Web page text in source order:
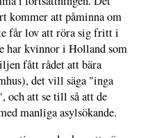
kommer att påminna om
får lov att röra sig fritt i
har kvinnor i Holland som
fått rådet att bära
det vill säga "inga
och att se till så att de
manliga asylsökande.